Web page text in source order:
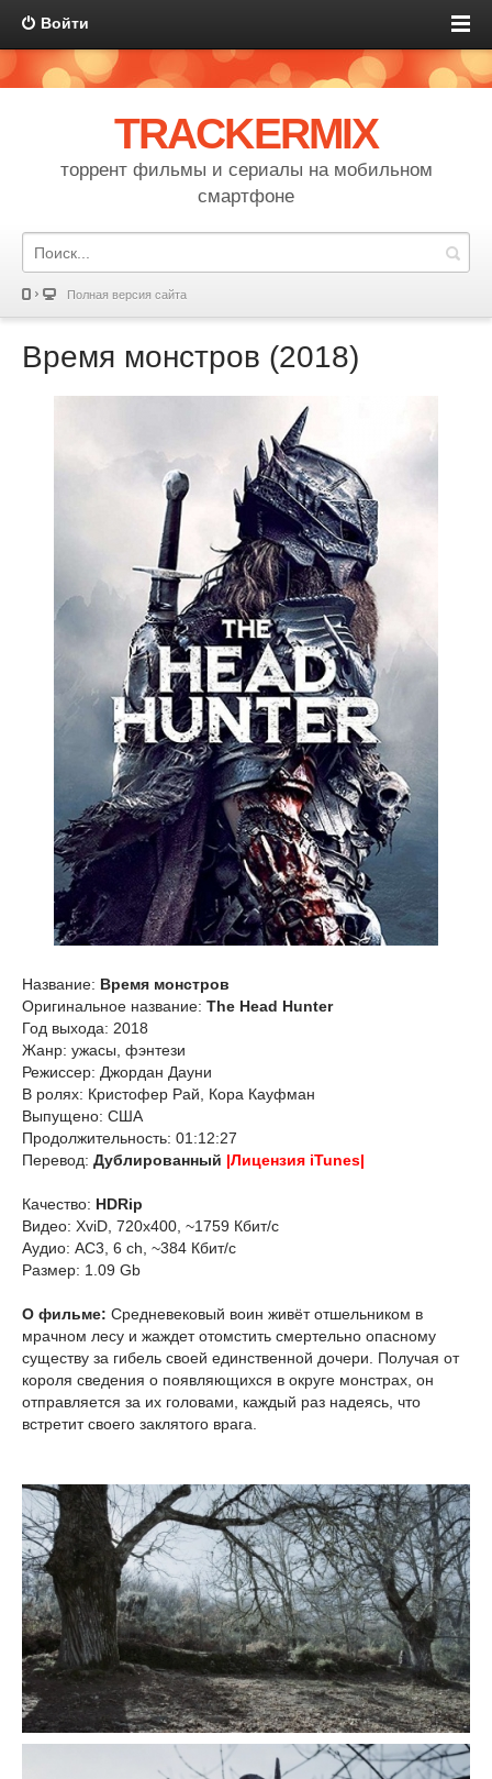
Войти
TRACKERMIX
торрент фильмы и сериалы на мобильном
смартфоне
Полная версия сайта
Время монстров (2018)
Название: Время монстров
Оригинальное название: The Head Hunter
Год выхода: 2018
Жанр: ужасы, фэнтези
Режиссер: Джордан Дауни
В ролях: Кристофер Рай, Кора Кауфман
Выпущено: США
Продолжительность: 01:12:27
Перевод: Дублированный |Лицензия iTunes|
Качество: HDRip
Видео: XviD, 720x400, ~1759 Кбит/с
Аудио: AC3, 6 ch, ~384 Кбит/с
Размер: 1.09 Gb
О фильме: Средневековый воин живёт отшельником в
мрачном лесу и жаждет отомстить смертельно опасному
существу за гибель своей единственной дочери. Получая от
короля сведения о появляющихся в округе монстрах, он
отправляется за их головами, каждый раз надеясь, что
встретит своего заклятого врага.